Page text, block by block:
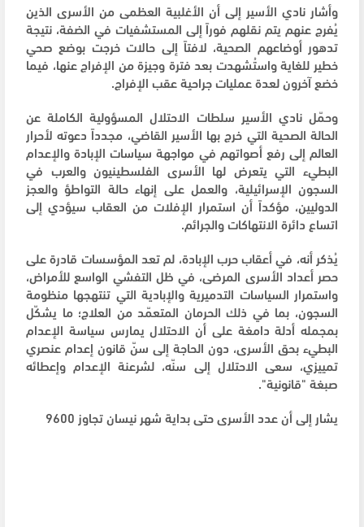
وأشار نادي الأسير إلى أن الأغلبية العظمى من الأسرى الذين
يُفرج عنهم يتم نقلهم فوراً إلى المستشفيات في الضفة، نتيجة
تدهور أوضاعهم الصحية، لافتاً إلى حالات خرجت بوضع صحي
خطير للغاية واستُشهدت بعد فترة وجيزة من الإفراج عنها، فيما
خضع آخرون لعدة عمليات جراحية عقب الإفراج.
وحمّل نادي الأسير سلطات الاحتلال المسؤولية الكاملة عن
الحالة الصحية التي خرج بها الأسير القاضي، مجدداً دعوته لأحرار
العالم إلى رفع أصواتهم في مواجهة سياسات الإبادة والإعدام
البطيء التي يتعرض لها الأسرى الفلسطينيون والعرب في
السجون الإسرائيلية، والعمل على إنهاء حالة التواطؤ والعجز
الدوليين، مؤكداً أن استمرار الإفلات من العقاب سيؤدي إلى
اتساع دائرة الانتهاكات والجرائم.
يُذكر أنه، في أعقاب حرب الإبادة، لم تعد المؤسسات قادرة على
حصر أعداد الأسرى المرضى، في ظل التفشي الواسع للأمراض،
واستمرار السياسات التدميرية والإبادية التي تنتهجها منظومة
السجون، بما في ذلك الحرمان المتعمّد من العلاج؛ ما يشكّل
بمجمله أدلة دامغة على أن الاحتلال يمارس سياسة الإعدام
البطيء بحق الأسرى، دون الحاجة إلى سنّ قانون إعدام عنصري
تمييزي، سعى الاحتلال إلى سنّه، لشرعنة الإعدام وإعطائه
صبغة "قانونية".
يشار إلى أن عدد الأسرى حتى بداية شهر نيسان تجاوز 9600